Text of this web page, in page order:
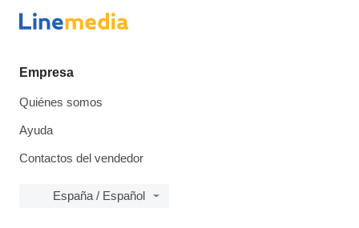
Empresa
Quiénes somos
Ayuda
Contactos del vendedor
España / Español